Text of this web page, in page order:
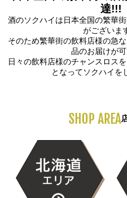
達!!!
酒のソクハイは日本全国の繁華
がございま
そのため繁華街の飲料店様の急
品のお届けが可
日々の飲料店様のチャンスロス
となってソクハイを
SHOP AREA